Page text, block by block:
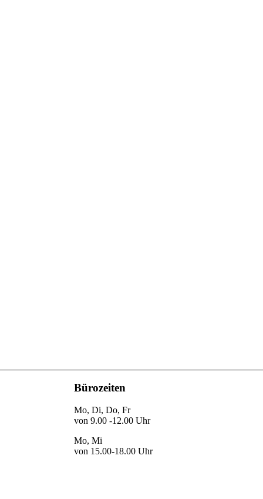
Bürozeiten
Mo, Di, Do, Fr
von 9.00 -12.00 Uhr
Mo, Mi
von 15.00-18.00 Uhr